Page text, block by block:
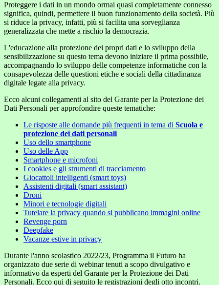
Proteggere i dati in un mondo ormai quasi completamente connesso
significa, quindi, permettere il buon funzionamento della società. Più
si riduce la privacy, infatti, più si facilita una sorveglianza
generalizzata che mette a rischio la democrazia.
L'educazione alla protezione dei propri dati e lo sviluppo della
sensibilizzazione su questo tema devono iniziare il prima possibile,
accompagnando lo sviluppo delle competenze informatiche con la
consapevolezza delle questioni etiche e sociali della cittadinanza
digitale legate alla privacy.
Ecco alcuni collegamenti al sito del Garante per la Protezione dei
Dati Personali per approfondire queste tematiche:
Le risposte alle domande più frequenti in tema di Scuola e
protezione dei dati personali
Uso dello smartphone
Uso delle App
Smartphone e microfoni
I cookies e gli strumenti di tracciamento
Giocattoli intelligenti (smart toys)
Assistenti digitali (smart assistant)
Droni
Minori e tecnologie digitali
Tutelare la privacy quando si pubblicano immagini online
Revenge porn
Deepfake
Vacanze estive in privacy
Durante l'anno scolastico 2022/23, Programma il Futuro ha
organizzato due serie di webinar tenuti a scopo divulgativo e
informativo da esperti del Garante per la Protezione dei Dati
Personali. Ecco qui di seguito le registrazioni degli otto incontri.